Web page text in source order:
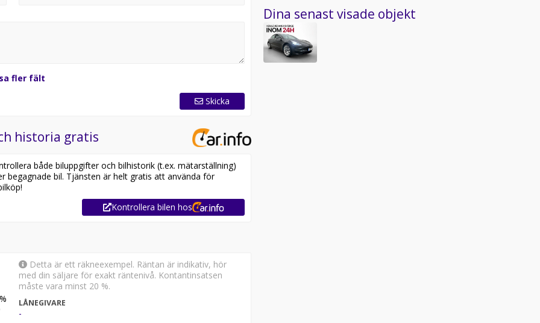
3 i lager. Se våra bilar på
bilfirma! Vi säljer cirka 55000 bilar om
hemleverans i hela Sverige.
fler fält
Skicka
historia gratis
både biluppgifter och bilhistorik (t.ex. mätarställning)
begagnade bil. Tjänsten är helt gratis att använda för
Kontrollera bilen hos
%
Detta är ett räkneexempel. Räntan är indikativ, hör
med din säljare för exakt räntenivå. Kontantinsatsen
måste vara minst 20 %.
LÅNEGIVARE
-
Dina senast visade objekt